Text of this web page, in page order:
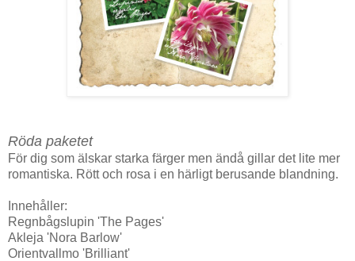
Röda paketet
För dig som älskar starka färger men ändå gillar det lite mer
romantiska. Rött och rosa i en härligt berusande blandning.
Innehåller:
Regnbågslupin 'The Pages'
Akleja 'Nora Barlow'
Orientvallmo 'Brilliant'